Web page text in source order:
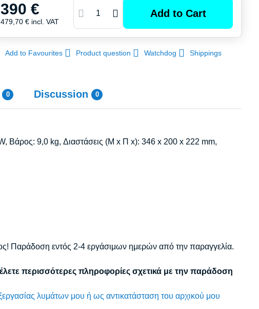
390 €
479,70 € incl. VAT
Add to Cart
Add to Favourites Product question Watchdog Shippings
0 Discussion 0
Βάρος: 9,0 kg, Διαστάσεις (Μ x Π x): 346 x 200 x 222 mm,
Παράδοση εντός 2-4 εργάσιμων ημερών από την παραγγελία.
περισσότερες πληροφορίες σχετικά με την παράδοση
λυμάτων μου ή ως αντικατάσταση του αρχικού μου